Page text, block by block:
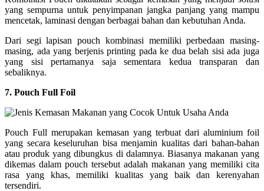
yang sempurna untuk penyimpanan jangka panjang yang mampu
mencetak, laminasi dengan berbagai bahan dan kebutuhan Anda.
Dari segi lapisan pouch kombinasi memiliki perbedaan masing-
masing, ada yang berjenis printing pada ke dua belah sisi ada juga
yang sisi pertamanya saja sementara kedua transparan dan
sebaliknya.
7. Pouch Full Foil
Pouch Full merupakan kemasan yang terbuat dari aluminium foil
yang secara keseluruhan bisa menjamin kualitas dari bahan-bahan
atau produk yang dibungkus di dalamnya. Biasanya makanan yang
dikemas dalam pouch tersebut adalah makanan yang memiliki cita
rasa yang khas, memiliki kualitas yang baik dan kerenyahan
tersendiri.